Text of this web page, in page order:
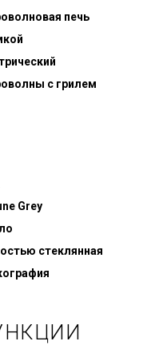
печь
с грилем
Grey
стеклянная